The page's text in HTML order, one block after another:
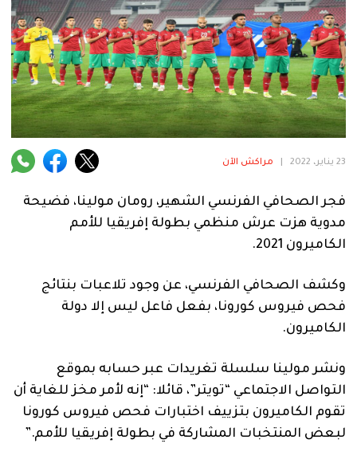
حوادث
دولية
المرأة
فنية
منوعة
آراء
23 يناير، 2022 مراكش الآن
فجر الصحافي الفرنسي الشهير، رومان مولينا، فضيحة
مدوية هزت عرش منظمي بطولة إفريقيا للأمم
الكاميرون 2021.
وكشف الصحافي الفرنسي، عن وجود تلاعبات بنتائج
فحص فيروس كورونا، بفعل فاعل ليس إلا دولة
الكاميرون.
ونشر مولينا سلسلة تغريدات عبر حسابه بموقع
التواصل الاجتماعي “تويتر”، قائلا: “إنه لأمر مخز للغاية أن
تقوم الكاميرون بتزييف اختبارات فحص فيروس كورونا
لبعض المنتخبات المشاركة في بطولة إفريقيا للأمم.”